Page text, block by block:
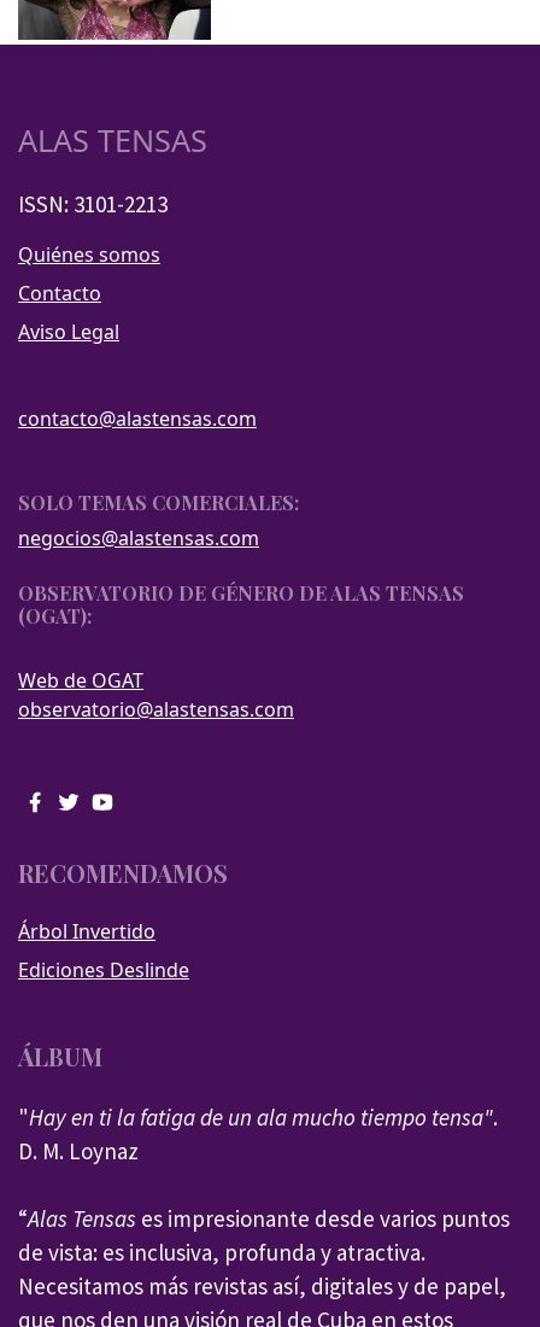
ALAS TENSAS
ISSN: 3101-2213
Quiénes somos
Contacto
Aviso Legal
contacto@alastensas.com
SOLO TEMAS COMERCIALES:
negocios@alastensas.com
OBSERVATORIO DE GÉNERO DE ALAS TENSAS
(OGAT):
Web de OGAT
observatorio@alastensas.com
RECOMENDAMOS
Árbol Invertido
Ediciones Deslinde
ÁLBUM
"Hay en ti la fatiga de un ala mucho tiempo tensa".
D. M. Loynaz
“Alas Tensas es impresionante desde varios puntos
de vista: es inclusiva, profunda y atractiva.
Necesitamos más revistas así, digitales y de papel,
que nos den una visión real de Cuba en estos